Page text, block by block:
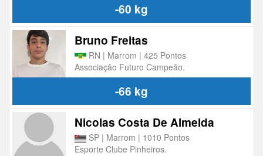
-60 kg
Bruno Freitas
RN | Marrom | 425 Pontos
Associação Futuro Campeão.
-66 kg
Nicolas Costa De Almeida
SP | Marrom | 1010 Pontos
Esporte Clube Pinheiros.